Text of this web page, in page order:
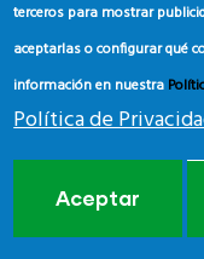
terceros para mostrar
aceptarlas o configurar qué
información en nuestra
Política de
Aceptar